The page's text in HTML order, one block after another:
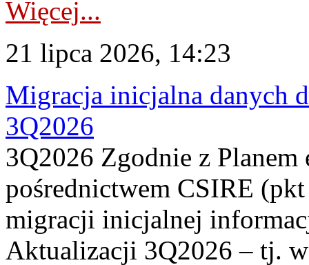
Więcej...
21 lipca 2026, 14:23
Migracja inicjalna danych
3Q2026
3Q2026 Zgodnie z
pośrednictwem CSIRE
migracji inicjalnej
Aktualizacji 3Q2026 – tj.